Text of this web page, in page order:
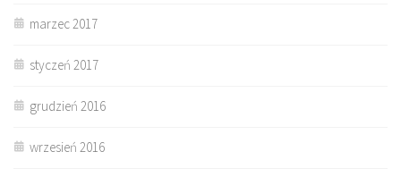
marzec 2017
styczeń 2017
grudzień 2016
wrzesień 2016